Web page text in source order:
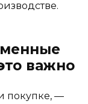
важно
покупке, —